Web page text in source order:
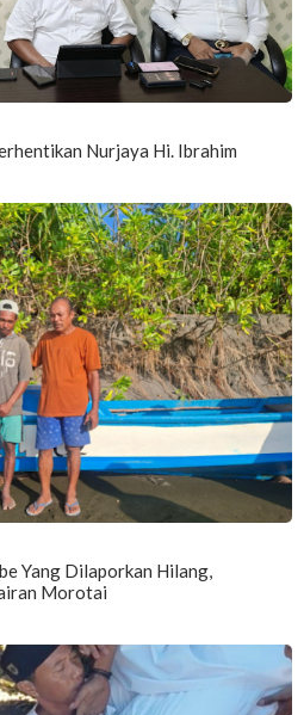
Nurjaya Hi. Ibrahim
Yang Dilaporkan Hilang,
Morotai